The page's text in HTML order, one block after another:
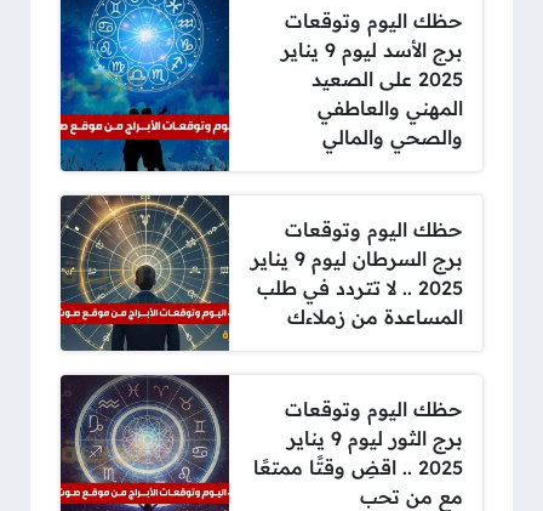
حظك اليوم وتوقعات
برج الأسد ليوم 9 يناير
2025 على الصعيد
المهني والعاطفي
والصحي والمالي
حظك اليوم وتوقعات
برج السرطان ليوم 9 يناير
2025 .. لا تتردد في طلب
المساعدة من زملاءك
حظك اليوم وتوقعات
برج الثور ليوم 9 يناير
2025 .. اقضِ وقتًا ممتعًا
مع من تحب